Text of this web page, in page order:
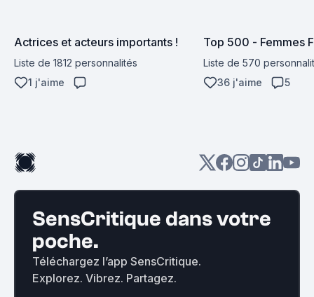
Actrices et acteurs importants !
Liste de 1812 personnalités
1 j'aime
Top 500 - Femmes
Liste de 570
36 j'aime
5
SensCritique dans votre
poche.
Téléchargez l’app SensCritique.
Explorez. Vibrez. Partagez.